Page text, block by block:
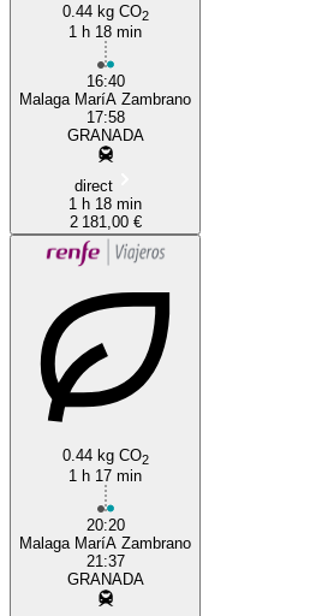
0.44 kg CO2
1 h 18 min
16:40
Malaga MaríA Zambrano
17:58
GRANADA
direct
1 h 18 min
2 181,00 €
0.44 kg CO2
1 h 17 min
20:20
Malaga MaríA Zambrano
21:37
GRANADA